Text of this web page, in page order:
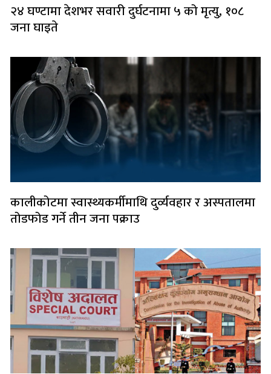
२४ घण्टामा देशभर सवारी दुर्घटनामा ५ को मृत्यु, १०८
जना घाइते
कालीकोटमा स्वास्थ्यकर्मीमाथि दुर्व्यवहार र अस्पतालमा
तोडफोड गर्ने तीन जना पक्राउ